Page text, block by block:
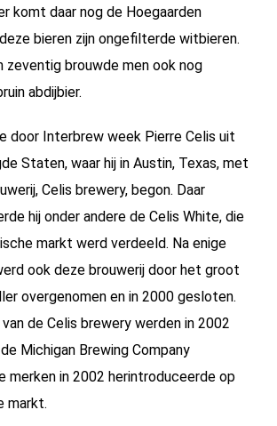
komt daar nog de Hoegaarden
bieren zijn ongefilterde witbieren.
zeventig brouwde men ook nog
abdijbier.
door Interbrew week Pierre Celis uit
Staten, waar hij in Austin, Texas, met
Celis brewery, begon. Daar
hij onder andere de Celis White, die
markt werd verdeeld. Na enige
ook deze brouwerij door het groot
overgenomen en in 2000 gesloten.
de Celis brewery werden in 2002
Michigan Brewing Company
merken in 2002 herintroduceerde op
markt.